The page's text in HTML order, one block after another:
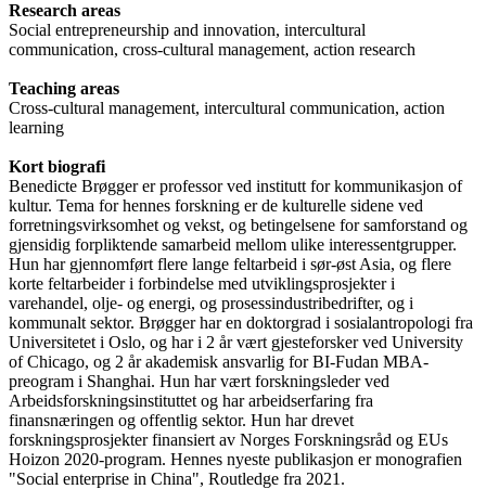
Research areas
Social entrepreneurship and innovation, intercultural
communication, cross-cultural management, action research
Teaching areas
Cross-cultural management, intercultural communication, action
learning
Kort biografi
Benedicte Brøgger er professor ved institutt for kommunikasjon of
kultur. Tema for hennes forskning er de kulturelle sidene ved
forretningsvirksomhet og vekst, og betingelsene for samforstand og
gjensidig forpliktende samarbeid mellom ulike interessentgrupper.
Hun har gjennomført flere lange feltarbeid i sør-øst Asia, og flere
korte feltarbeider i forbindelse med utviklingsprosjekter i
varehandel, olje- og energi, og prosessindustribedrifter, og i
kommunalt sektor. Brøgger har en doktorgrad i sosialantropologi fra
Universitetet i Oslo, og har i 2 år vært gjesteforsker ved University
of Chicago, og 2 år akademisk ansvarlig for BI-Fudan MBA-
preogram i Shanghai. Hun har vært forskningsleder ved
Arbeidsforskningsinstituttet og har arbeidserfaring fra
finansnæringen og offentlig sektor. Hun har drevet
forskningsprosjekter finansiert av Norges Forskningsråd og EUs
Hoizon 2020-program. Hennes nyeste publikasjon er monografien
"Social enterprise in China", Routledge fra 2021.